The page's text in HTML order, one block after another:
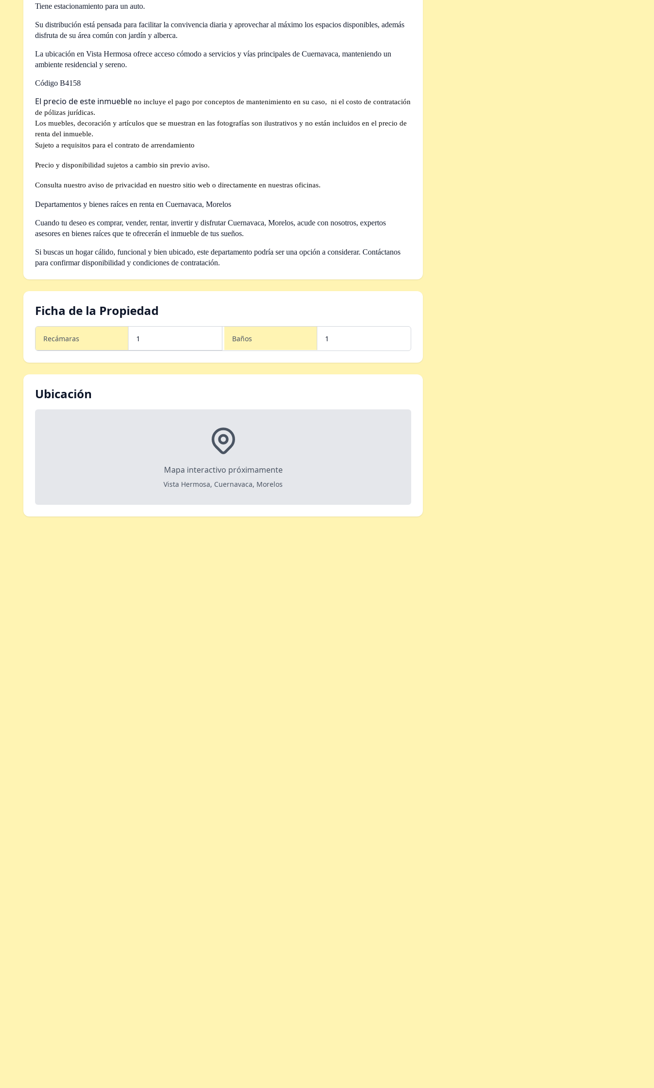
Tiene estacionamiento para un auto.
Su distribución está pensada para facilitar la convivencia diaria y aprovechar al máximo los espacios disponibles, además
disfruta de su área común con jardín y alberca.
La ubicación en Vista Hermosa ofrece acceso cómodo a servicios y vías principales de Cuernavaca, manteniendo un
ambiente residencial y sereno.
Código B4158
El precio de este inmueble no incluye el pago por conceptos de mantenimiento en su caso, ni el costo de contratación
de pólizas jurídicas.
Los muebles, decoración y artículos que se muestran en las fotografías son ilustrativos y no están incluidos en el precio de
renta del inmueble.
Sujeto a requisitos para el contrato de arrendamiento
Precio y disponibilidad sujetos a cambio sin previo aviso.
Consulta nuestro aviso de privacidad en nuestro sitio web o directamente en nuestras oficinas.
Departamentos y bienes raíces en renta en Cuernavaca, Morelos
Cuando tu deseo es comprar, vender, rentar, invertir y disfrutar Cuernavaca, Morelos, acude con nosotros, expertos
asesores en bienes raíces que te ofrecerán el inmueble de tus sueños.
Si buscas un hogar cálido, funcional y bien ubicado, este departamento podría ser una opción a considerar. Contáctanos
para confirmar disponibilidad y condiciones de contratación.
Ficha de la Propiedad
Recámaras 1 Baños 1
Ubicación
Mapa interactivo próximamente
Vista Hermosa, Cuernavaca, Morelos